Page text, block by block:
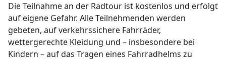
Die Teilnahme an der Radtour ist kostenlos und erfolgt
auf eigene Gefahr. Alle Teil­nehmenden werden
gebeten, auf verkehrssichere Fahrräder,
wettergerechte Kleidung und – insbesondere bei
Kindern – auf das Tragen eines Fahrradhelms zu